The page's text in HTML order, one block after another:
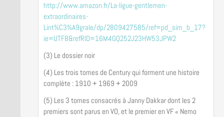
http://www.amazon.fr/La-ligue-gentlemen-
extraordinaires-
Lint%C3%A9grale/dp/2809427585/ref=pd_sim_b_17?
ie=UTF8&refRID=16M4GQ252J23HW53JPW2
(3) Le dossier noir
(4) Les trois tomes de Century qui forment une histoire
complète : 1910 + 1969 + 2009
(5) Les 3 tomes consacrés à Janny Dakkar dont les 2
premiers sont parus en VO, et le premier en VF « Nemo